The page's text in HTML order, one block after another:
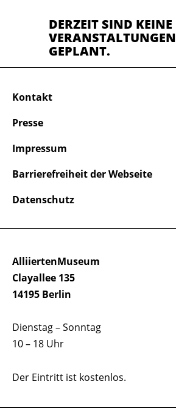
DERZEIT SIND KEINE
VERANSTALTUNGEN
GEPLANT.
AlliiertenMuseum
Clayallee 135
14195 Berlin
Dienstag – Sonntag
10 – 18 Uhr
Der Eintritt ist kostenlos.
Kontakt
Presse
Impressum
Barrierefreiheit der Webseite
Datenschutz